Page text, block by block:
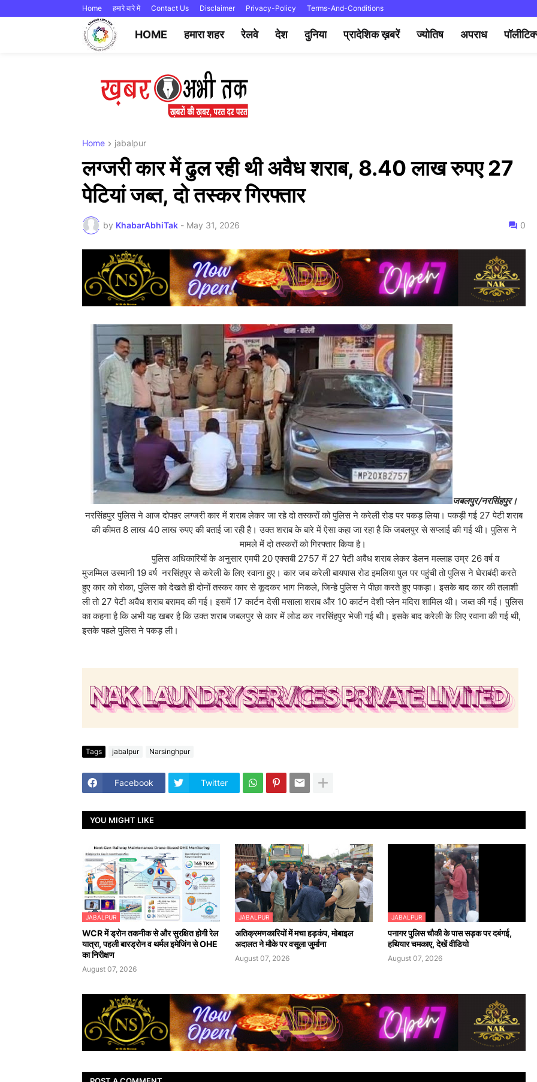
Home हमारे बारे में Contact Us Disclaimer Privacy-Policy Terms-And-Conditions
HOME हमारा शहर रेलवे देश दुनिया प्रादेशिक ख़बरें ज्योतिष अपराध
Home jabalpur
लग्जरी कार में ढुल रही थी अवैध शराब, 8.40 लाख रुपए 27
पेटियां जब्त, दो तस्कर गिरफ्तार
by KhabarAbhiTak - May 31, 2026 0
जबलपुर/नरसिंहपुर।
नरसिंहपुर पुलिस ने आज दोपहर लग्जरी कार में शराब लेकर जा रहे दो तस्करों को पुलिस ने करेली रोड पर पकड़ लिया। पकड़ी गई 27 पेटी शराब
की कीमत 8 लाख 40 लाख रुपए की बताई जा रही है। उक्त शराब के बारे में ऐसा कहा जा रहा है कि जबलपुर से सप्लाई की गई थी। पुलिस ने
मामले में दो तस्करों को गिरफ्तार किया है।
पुलिस अधिकारियों के अनुसार एमपी 20 एक्सबी 2757 में 27 पेटी अवैध शराब लेकर डेलन मल्लाह उम्र 26 वर्ष व
मुजम्मिल उस्मानी 19 वर्ष नरसिंहपुर से करेली के लिए रवाना हुए। कार जब करेली बायपास रोड इमलिया पुल पर पहुंची तो पुलिस ने घेराबंदी करते
हुए कार को रोका, पुलिस को देखते ही दोनों तस्कर कार से कूदकर भाग निकले, जिन्हे पुलिस ने पीछा करते हुए पकड़ा। इसके बाद कार की तलाशी
ली तो 27 पेटी अवैध शराब बरामद की गई। इसमें 17 कार्टन देसी मसाला शराब और 10 कार्टन देशी प्लेन मदिरा शामिल थी। जब्त की गई। पुलिस
का कहना है कि अभी यह खबर है कि उक्त शराब जबलपुर से कार में लोड कर नरसिंहपुर भेजी गई थी। इसके बाद करेली के लिए रवाना की गई थी,
इसके पहले पुलिस ने पकड़ ली।
Tags jabalpur Narsinghpur
Facebook Twitter
YOU MIGHT LIKE
JABALPUR
WCR में ड्रोन तकनीक से और सुरक्षित होगी रेल
यात्रा, पहली बारड्रोन व थर्मल इमेजिंग से OHE
का निरीक्षण
August 07, 2026
JABALPUR
अतिक्रमणकारियों में मचा हड़कंप, मोबाइल
अदालत ने मौके पर वसूला जुर्माना
August 07, 2026
JABALPUR
पनागर पुलिस चौकी के पास सड़क पर दबंगई,
हथियार चमकाए, देखें वीडियो
August 07, 2026